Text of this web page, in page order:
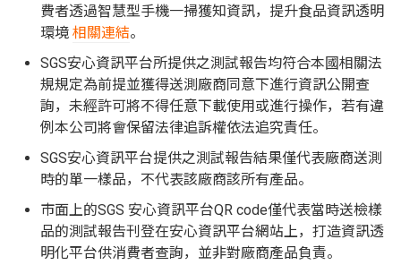
費者透過智慧型手機一掃獲知資訊，提升食品資訊透明
環境 相關連結。
SGS安心資訊平台所提供之測試報告均符合本國相關法
規規定為前提並獲得送測廠商同意下進行資訊公開查
詢，未經許可將不得任意下載使用或進行操作，若有違
例本公司將會保留法律追訴權依法追究責任。
SGS安心資訊平台提供之測試報告結果僅代表廠商送測
時的單一樣品，不代表該廠商該所有產品。
市面上的SGS 安心資訊平台QR code僅代表當時送檢樣
品的測試報告刊登在安心資訊平台網站上，打造資訊透
明化平台供消費者查詢，並非對廠商產品負責。